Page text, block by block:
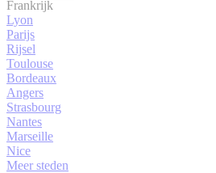
Frankrijk
Lyon
Parijs
Rijsel
Toulouse
Bordeaux
Angers
Strasbourg
Nantes
Marseille
Nice
Meer steden